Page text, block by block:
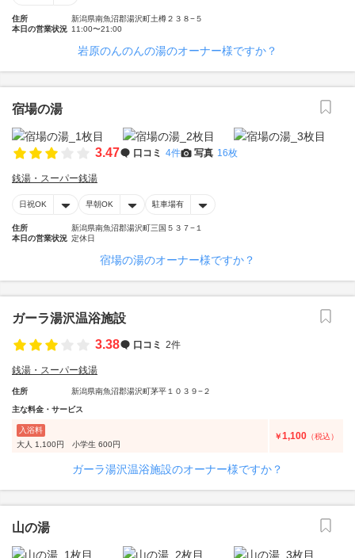
住所
新潟県南魚沼郡湯沢町土樽２３８−５
本日の営業状況 11:00〜21:00
岩原のんのんの湯のオーナー様ですか？
宿場の湯
3.47 口コミ 4件 写真 16枚
銭湯・スーパー銭湯
日祝OK 早朝OK 駐車場有
住所
新潟県南魚沼郡湯沢町三国５３７−１
本日の営業状況 定休日
宿場の湯のオーナー様ですか？
ガーラ湯沢温浴施設
3.38
口コミ 2件
銭湯・スーパー銭湯
住所 新潟県南魚沼郡湯沢町茅平１０３９−２
主な料金・サービス
入浴料
大人 1,100円 小学生 600円
￥1,100 （税込）
ガーラ湯沢温浴施設のオーナー様ですか？
山の湯